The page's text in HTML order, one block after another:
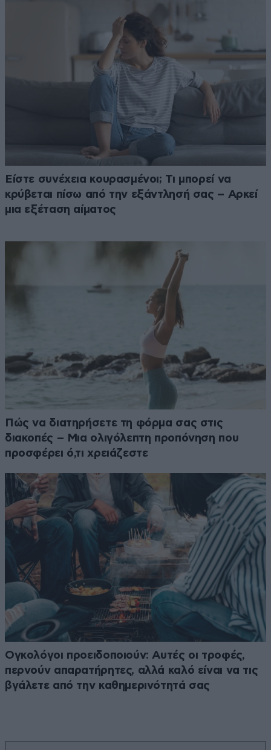
Είστε συνέχεια κουρασμένοι; Τι μπορεί να
κρύβεται πίσω από την εξάντλησή σας – Αρκεί
μια εξέταση αίματος
Πώς να διατηρήσετε τη φόρμα σας στις
διακοπές – Μια ολιγόλεπτη προπόνηση που
προσφέρει ό,τι χρειάζεστε
Ογκολόγοι προειδοποιούν: Αυτές οι τροφές,
περνούν απαρατήρητες, αλλά καλό είναι να τις
βγάλετε από την καθημερινότητά σας